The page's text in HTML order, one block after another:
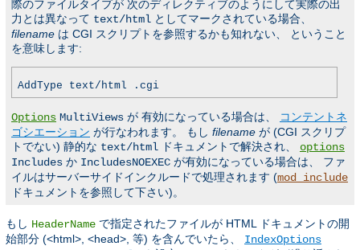
際のファイルタイプが 次のディレクティブのようにして実際の出
力とは異なって text/html としてマークされている場合、
filename は CGI スクリプトを参照するかも知れない、 ということ
を意味します:
AddType text/html .cgi
Options MultiViews が 有効になっている場合は、
コンテントネ
ゴシエーション が行なわれます。 もし filename が (CGI スクリプ
トでない) 静的な text/html ドキュメントで解決され、 options
Includes か IncludesNOEXEC が有効になっている場合は、 ファ
イルはサーバーサイドインクルードで処理されます (mod_include
ドキュメントを参照して下さい)。
もし HeaderName で指定されたファイルが HTML ドキュメントの開
始部分 (<html>, <head>, 等) を含んでいたら、 IndexOptions